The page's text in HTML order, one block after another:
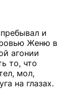
и
Женю в
агонии
то, что
мол,
на глазах.